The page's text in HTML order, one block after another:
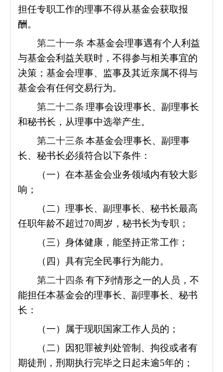
担任专职工作的理事不得从基金会获取报
酬。
第二十一条 本基金会理事遇有个人利益
与基金会利益关联时，不得参与相关事宜的
决策；基金会理事、监事及其近亲属不得与
基金会有任何交易行为。
第二十二条理事会设理事长、副理事长
和秘书长，从理事中选举产生。
第二十三条本基金会理事长、副理事
长、秘书长必须符合以下条件：
（一）在本基金会业务领域内有较大影
响；
（二）理事长、副理事长、秘书长最高
任职年龄不超过70周岁，秘书长为专职；
（三）身体健康，能坚持正常工作；
（四）具有完全民事行为能力。
第二十四条有下列情形之一的人员，不
能担任本基金会的理事长、副理事长、秘书
长：
（一）属于现职国家工作人员的；
（二）因犯罪被判处管制、拘役或者有
期徒刑，刑期执行完毕之日起未逾5年的；